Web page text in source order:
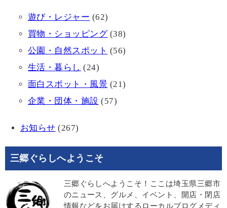
遊び・レジャー (62)
買物・ショッピング(38)
公園・自然スポット (56)
生活・暮らし (24)
面白スポット・風景 (21)
企業・団体・施設 (57)
お知らせ (267)
三郷ぐらしへようこそ
三郷ぐらしへようこそ！ここは埼玉県三郷市
のニュース、グルメ、イベント、開店・閉店
情報などをお届けするローカルブログメディ